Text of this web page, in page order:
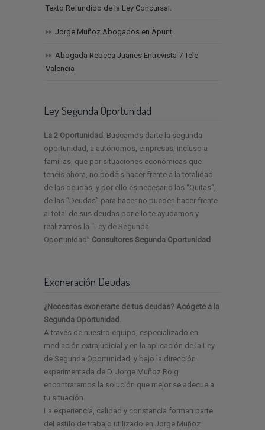
Texto Refundido de la Ley Concursal.
Jorge Muñoz Abogados en Àpunt
Abogada Rebeca Juanes Entrevista 7 Tele
Valencia
Ley Segunda Oportunidad
La 2 Oportunidad : Buscamos darte la segunda
oportunidad, a autónomos, empresas, incluso a
familias, que por situaciones económicas que
tenéis ahora, no podéis hacer frente a la totalidad
de las deudas, y por ello es necesario las “Quitas“,
de las “Deudas” para hacer no pueden hacer frente
al total de sus deudas por ello te ayudamos y
realizamos la “Ley de Segunda
Oportunidad”. Consultores Segunda Oportunidad
Exoneración Deudas
¿Necesitas exonerarte de tus deudas? Acógete a la
Segunda Oportunidad.
A través de nuestro equipo, especializado en
mediación extrajudicial y en la aplicación de la Ley
de Segunda Oportunidad, y bajo la dirección
experimentada de D. Jorge Muñoz Roig
encontraremos la solución que mejor se adecue a
tu situación.
La experiencia, calidad y constancia forman parte
del estilo de trabajo utilizado en Jorge Muñoz